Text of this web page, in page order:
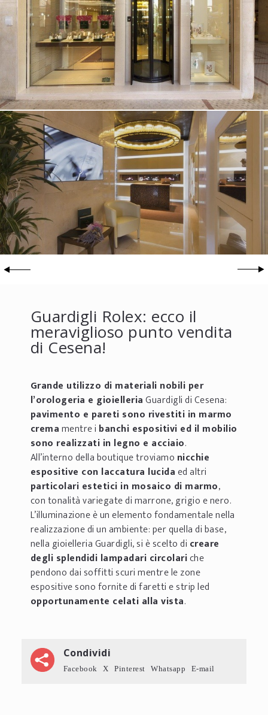
Guardigli Rolex: ecco il
meraviglioso punto vendita
di Cesena!
Grande utilizzo di materiali nobili per
l’orologeria e gioielleriaGuardigli di Cesena:
pavimento e pareti sono rivestiti in marmo
cremamentre i banchi espositivi ed il mobilio
sono realizzati in legno e acciaio.
All’interno della boutique troviamo nicchie
espositive con laccatura lucidaed altri
particolari estetici in mosaico di marmo,
con tonalità variegate di marrone, grigio e nero.
L’illuminazione è un elemento fondamentale nella
realizzazione di un ambiente: per quella di base,
nella gioielleria Guardigli, si è scelto di creare
degli splendidi lampadari circolariche
pendono dai soffitti scuri mentre le zone
espositive sono fornite di faretti e strip led
opportunamente celati alla vista.
Condividi
Facebook X Pinterest Whatsapp E-mail